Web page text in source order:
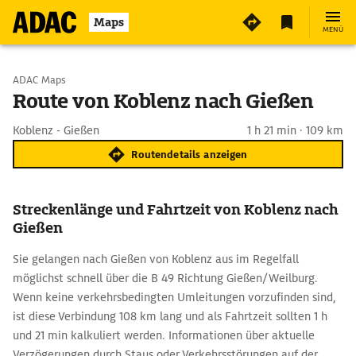
Maps MENÜ
Start wählen
ADAC Maps
Route von Koblenz nach Gießen
Koblenz - Gießen 1 h 21 min · 109 km
Routendetails anzeigen
Streckenlänge und Fahrtzeit von Koblenz nach
Gießen
Sie gelangen nach Gießen von Koblenz aus im Regelfall
möglichst schnell über die B 49 Richtung Gießen/Weilburg.
Wenn keine verkehrsbedingten Umleitungen vorzufinden sind,
ist diese Verbindung 108 km lang und als Fahrtzeit sollten 1 h
und 21 min kalkuliert werden. Informationen über aktuelle